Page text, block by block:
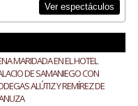
Ver espectáculos
MARIDADA EN EL HOTEL
DE SAMANIEGO CON
ALÚTIZ Y REMÍREZ DE